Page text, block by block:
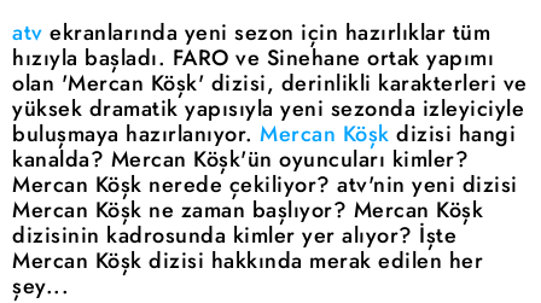
atv ekranlarında yeni sezon için hazırlıklar tüm
hızıyla başladı. FARO ve Sinehane ortak yapımı
olan 'Mercan Köşk' dizisi, derinlikli karakterleri ve
yüksek dramatik yapısıyla yeni sezonda izleyiciyle
buluşmaya hazırlanıyor. Mercan Köşk dizisi hangi
kanalda? Mercan Köşk'ün oyuncuları kimler?
Mercan Köşk nerede çekiliyor? atv'nin yeni dizisi
Mercan Köşk ne zaman başlıyor? Mercan Köşk
dizisinin kadrosunda kimler yer alıyor? İşte
Mercan Köşk dizisi hakkında merak edilen her
şey...